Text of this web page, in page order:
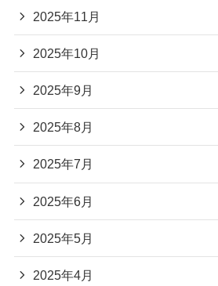
2025年11月
2025年10月
2025年9月
2025年8月
2025年7月
2025年6月
2025年5月
2025年4月